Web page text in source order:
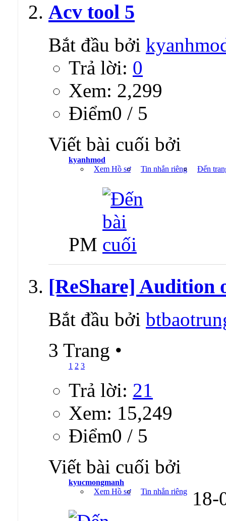
Acv tool 5
Bắt đầu bởi
Trả lời: 0
Xem: 2,299
Ðiểm0 / 5
Viết bài cuối bởi
kyanhmod
Xem Hồ sơ
Tin nhắn riêng Đến
PM
[ReShare] Audition
Bắt đầu bởi
3 Trang •
1 2 3
Trả lời: 21
Xem: 15,249
Ðiểm0 / 5
Viết bài cuối bởi
kyucmongmanh
Xem Hồ sơ
Tin nhắn riêng